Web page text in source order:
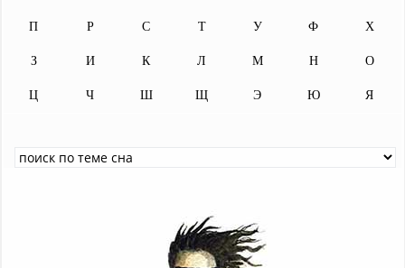
П Р С Т У Ф Х
З И К Л М Н О
Ц Ч Ш Щ Э Ю Я